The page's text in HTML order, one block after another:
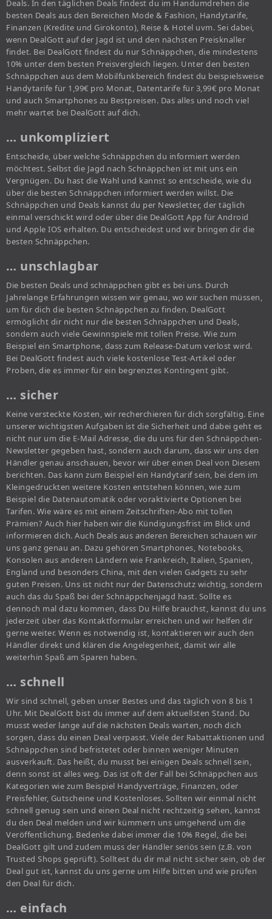
Deals. In den täglichen Deals findest du im Handumdrehen die
besten Deals aus den Bereichen Mode & Fashion, Handytarife,
Finanzen (Kredite und Girokonto), Reise & Hotel uvm. Sei dabei,
wenn DealGott auf der Jagd ist und den nächsten Preisknaller
findet. Bei DealGott findest du nur Schnäppchen, die mindestens
10% unter dem besten Preisvergleich liegen. Unter den besten
Schnäppchen aus dem Mobilfunkbereich findest du beispielsweise
Handytarife für 1,99€ pro Monat, Datentarife für 3,99€ pro Monat
und auch Smartphones zu Bestpreisen. Das alles und noch viel
mehr wartet bei DealGott auf dich.
… unkompliziert
Entscheide, über welche Schnäppchen du informiert werden
möchtest. Selbst die Jagd nach Schnäppchen ist mit uns ein
Vergnügen. Du hast die Wahl und kannst so entscheide, wie du
über die besten Schnäppchen informiert werden willst. Die
Schnäppchen und Deals kannst du per Newsletter, der täglich
einmal verschickt wird oder über die DealGott App für Android
und Apple IOS erhalten. Du entscheidest und wir bringen dir die
besten Schnäppchen.
… unschlagbar
Die besten Deals und schnäppchen gibt es bei uns. Durch
Jahrelange Erfahrungen wissen wir genau, wo wir suchen müssen,
um für dich die besten Schnäppchen zu finden. DealGott
ermöglicht dir nicht nur die besten Schnäppchen und Deals,
sondern auch viele Gewinnspiele mit tollen Preise. Wie zum
Beispiel ein Smartphone, dass zum Release-Datum verlost wird.
Bei DealGott findest auch viele kostenlose Test-Artikel oder
Proben, die es immer für ein begrenztes Kontingent gibt.
… sicher
Keine versteckte Kosten, wir recherchieren für dich sorgfältig. Eine
unserer wichtigsten Aufgaben ist die Sicherheit und dabei geht es
nicht nur um die E-Mail Adresse, die du uns für den Schnäppchen-
Newsletter gegeben hast, sondern auch darum, dass wir uns den
Händler genau anschauen, bevor wir über einen Deal von Diesem
berichten. Das kann zum Beispiel ein Handytarif sein, bei dem im
Kleingedruckten weitere Kosten entstehen können, wie zum
Beispiel die Datenautomatik oder voraktivierte Optionen bei
Tarifen. Wie wäre es mit einem Zeitschriften-Abo mit tollen
Prämien? Auch hier haben wir die Kündigungsfrist im Blick und
informieren dich. Auch Deals aus anderen Bereichen schauen wir
uns ganz genau an. Dazu gehören Smartphones, Notebooks,
Konsolen aus anderen Ländern wie Frankreich, Italien, Spanien,
England und besonders China, mit den vielen Gadgets zu sehr
guten Preisen. Uns ist nicht nur der Datenschutz wichtig, sondern
auch das du Spaß bei der Schnäppchenjagd hast. Sollte es
dennoch mal dazu kommen, dass Du Hilfe brauchst, kannst du uns
jederzeit über das Kontaktformular erreichen und wir helfen dir
gerne weiter. Wenn es notwendig ist, kontaktieren wir auch den
Händler direkt und klären die Angelegenheit, damit wir alle
weiterhin Spaß am Sparen haben.
… schnell
Wir sind schnell, geben unser Bestes und das täglich von 8 bis 1
Uhr. Mit DealGott bist du immer auf dem aktuellsten Stand. Du
musst weder lange auf die nächsten Deals warten, noch dich
sorgen, dass du einen Deal verpasst. Viele der Rabattaktionen und
Schnäppchen sind befristetet oder binnen weniger Minuten
ausverkauft. Das heißt, du musst bei einigen Deals schnell sein,
denn sonst ist alles weg. Das ist oft der Fall bei Schnäppchen aus
Kategorien wie zum Beispiel Handyverträge, Finanzen, oder
Preisfehler, Gutscheine und Kostenloses. Sollten wir einmal nicht
schnell genug sein und einen Deal nicht rechtzeitig sehen, kannst
du den Deal melden und wir kümmern uns umgehend um die
Veröffentlichung. Bedenke dabei immer die 10% Regel, die bei
DealGott gilt und zudem muss der Händler seriös sein (z.B. von
Trusted Shops geprüft). Solltest du dir mal nicht sicher sein, ob der
Deal gut ist, kannst du uns gerne um Hilfe bitten und wie prüfen
den Deal für dich.
… einfach